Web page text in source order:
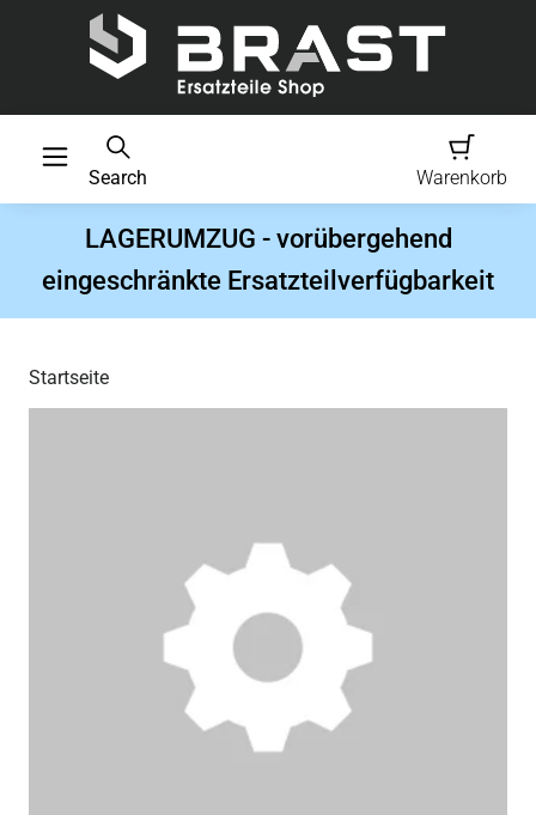
Search Warenkorb
LAGERUMZUG - vorübergehend
eingeschränkte Ersatzteilverfügbarkeit
Startseite